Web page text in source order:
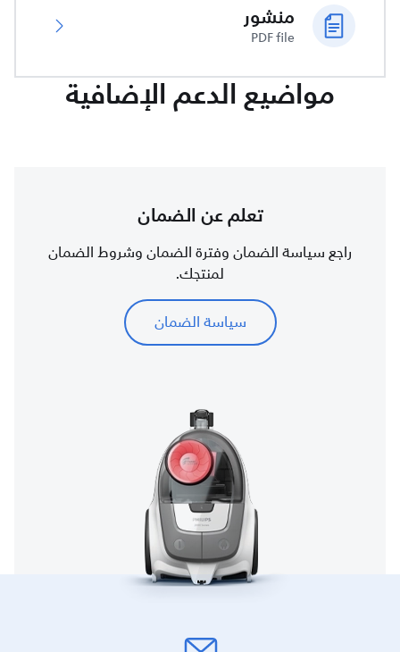
منشور
PDF file
مواضيع الدعم الإضافية
تعلم عن الضمان
راجع سياسة الضمان وفترة الضمان وشروط الضمان
لمنتجك.
سياسة الضمان